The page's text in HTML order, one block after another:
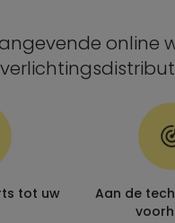
online
tot uw
Aan de